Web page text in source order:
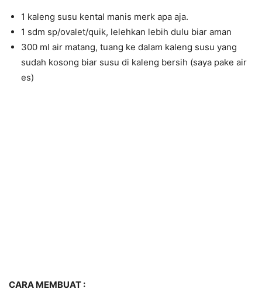
1 kaleng susu kental manis merk apa aja.
1 sdm sp/ovalet/quik, lelehkan lebih dulu biar aman
300 ml air matang, tuang ke dalam kaleng susu yang
sudah kosong biar susu di kaleng bersih (saya pake air
es)
CARA MEMBUAT :